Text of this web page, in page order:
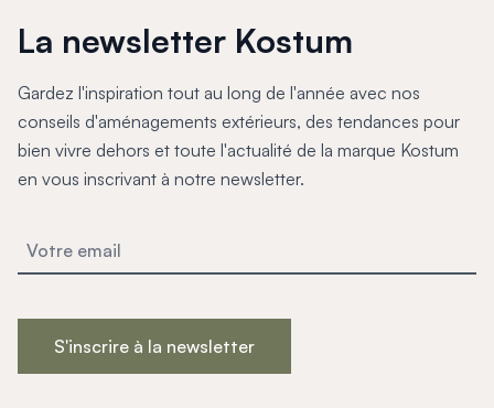
La newsletter Kostum
Gardez l'inspiration tout au long de l'année avec nos
conseils d'aménagements extérieurs, des tendances pour
bien vivre dehors et toute l'actualité de la marque Kostum
en vous inscrivant à notre newsletter.
S'inscrire à la newsletter